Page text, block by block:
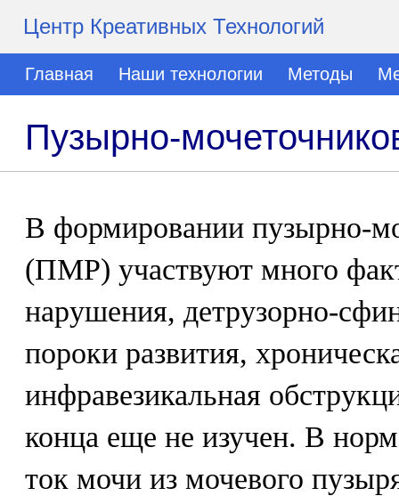
Центр Креативных Технологий
Главная Наши технологии Методы
Пузырно-
В формировании пузырно-
(ПМР) участвуют много
нарушения, детрузорно-
пороки развития,
инфравезикальная
конца еще не изучен. В
ток мочи из мочевого